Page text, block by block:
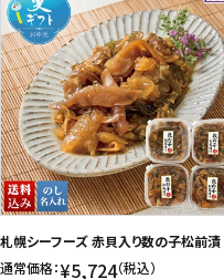
札幌シーフーズ 赤貝入り数の子松前漬
通常価格：¥5,724（税込）